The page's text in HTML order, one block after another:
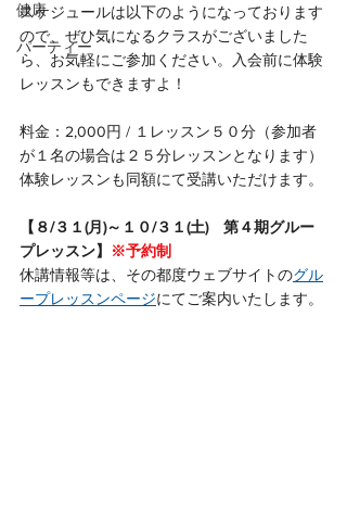
健康
パーティー
スケジュールは以下のようになっております
ので、ぜひ気になるクラスがございました
ら、お気軽にご参加ください。入会前に体験
レッスンもできますよ！
料金：2,000円 / １レッスン５０分（参加者
が１名の場合は２５分レッスンとなります）
体験レッスンも同額にて受講いただけます。
【８/３１(月)～１０/３１(土)　第４期グルー
プレッスン】
※予約制
休講情報等は、その都度ウェブサイトのグル
ープレッスンページにてご案内いたします。